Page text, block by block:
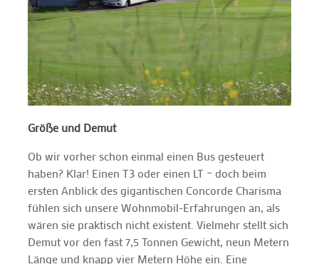
Größe und Demut
Ob wir vorher schon einmal einen Bus gesteuert
haben? Klar! Einen T3 oder einen LT – doch beim
ersten Anblick des gigantischen Concorde Charisma
fühlen sich unsere Wohnmobil-Erfahrungen an, als
wären sie praktisch nicht existent. Vielmehr stellt sich
Demut vor den fast 7,5 Tonnen Gewicht, neun Metern
Länge und knapp vier Metern Höhe ein. Eine